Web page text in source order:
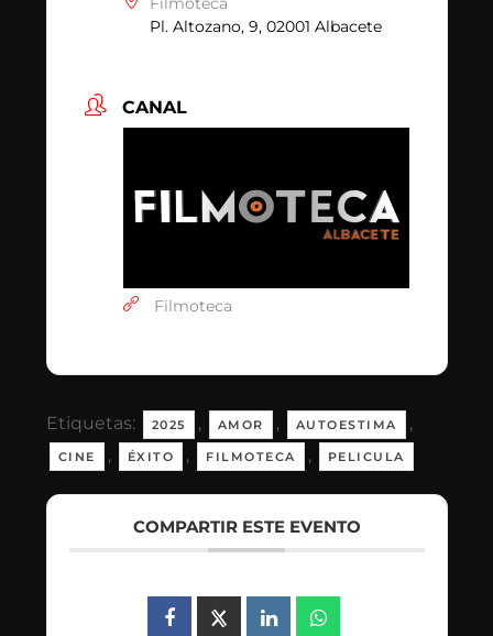
Pl. Altozano, 9, 02001 Albacete
CANAL
Filmoteca
Etiquetas: 2025 , AMOR , AUTOESTIMA ,
CINE , ÉXITO , FILMOTECA , PELICULA
COMPARTIR ESTE EVENTO